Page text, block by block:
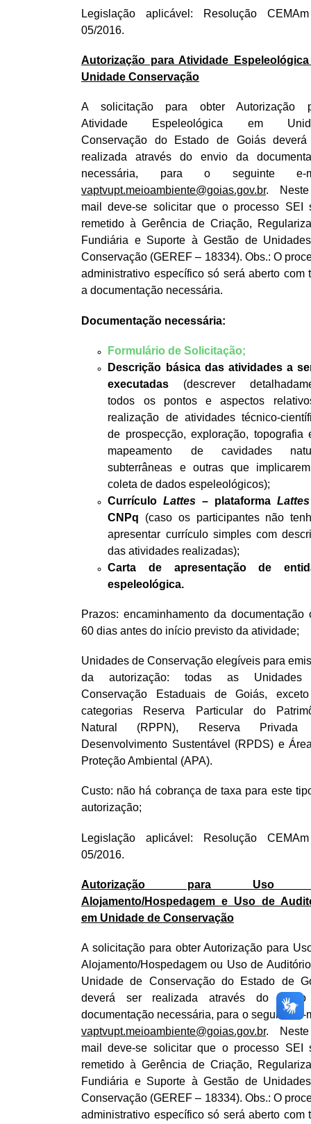
Legislação aplicável: Resolução
05/2016.
Autorização para Atividade
Unidade Conservação
A solicitação para obter Autorização
Atividade Espeleológica em
Conservação do Estado de Goiás
realizada através do envio da
necessária, para o seguinte e-
vaptvupt.meioambiente@goias.gov.br.
mail deve-se solicitar que o processo SEI
remetido à Gerência de Criação,
Fundiária e Suporte à Gestão de
Conservação (GEREF – 18334). Obs.: O
administrativo específico só será aberto com
a documentação necessária.
Documentação necessária:
Formulário de Solicitação;
Descrição básica das atividades a
executadas (descrever
todos os pontos e aspectos
realização de atividades técnico-
de prospecção, exploração, topografia
mapeamento de cavidades
subterrâneas e outras que
coleta de dados espeleológicos);
CurrículoLattes – plataformaLattes
CNPq (caso os participantes não
apresentar currículo simples com
das atividades realizadas);
Carta de apresentação de
espeleológica.
Prazos: encaminhamento da documentação
60 dias antes do início previsto da atividade;
Unidades de Conservação elegíveis para
da autorização: todas as
Conservação Estaduais de Goiás,
categorias Reserva Particular do
Natural (RPPN), Reserva Privada
Desenvolvimento Sustentável (RPDS) e
Proteção Ambiental (APA).
Custo: não há cobrança de taxa para este
autorização;
Legislação aplicável: Resolução
05/2016.
Autorização para Uso
Alojamento/Hospedagem e Uso de
em Unidade de Conservação
A solicitação para obter Autorização para
Alojamento/Hospedagem ou Uso de
Unidade de Conservação do Estado de
deverá ser realizada através do
documentação necessária, para o seguinte e-
vaptvupt.meioambiente@goias.gov.br.
mail deve-se solicitar que o processo SEI
remetido à Gerência de Criação,
Fundiária e Suporte à Gestão de
Conservação (GEREF – 18334). Obs.: O
administrativo específico só será aberto com